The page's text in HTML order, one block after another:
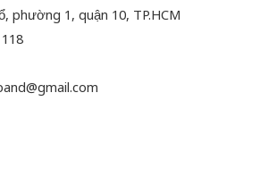
phường 1, quận 10, TP.HCM